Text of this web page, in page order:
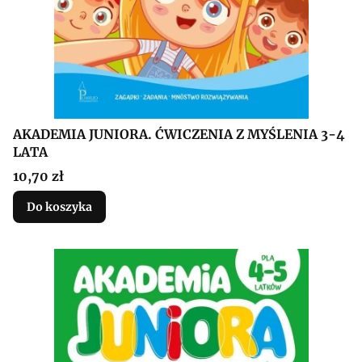
AKADEMIA JUNIORA. ĆWICZENIA Z MYŚLENIA 3-4
LATA
Cena
10,70 zł
Do koszyka